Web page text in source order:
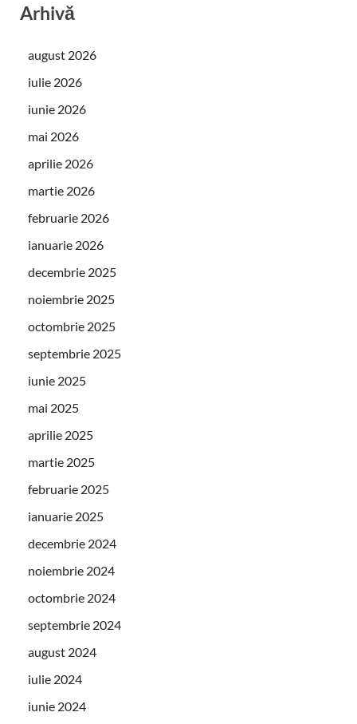
Arhivă
august 2026
iulie 2026
iunie 2026
mai 2026
aprilie 2026
martie 2026
februarie 2026
ianuarie 2026
decembrie 2025
noiembrie 2025
octombrie 2025
septembrie 2025
iunie 2025
mai 2025
aprilie 2025
martie 2025
februarie 2025
ianuarie 2025
decembrie 2024
noiembrie 2024
octombrie 2024
septembrie 2024
august 2024
iulie 2024
iunie 2024